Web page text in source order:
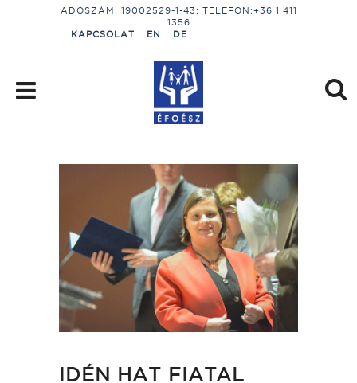
ADÓSZÁM: 19002529-1-43; TELEFON:+36 1 411
1356
KAPCSOLAT
EN DE
IDÉN HAT FIATAL